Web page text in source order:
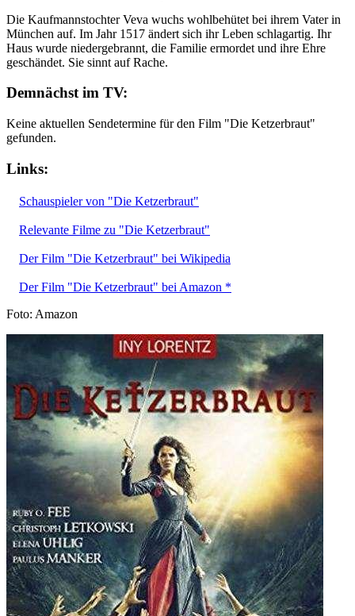
Die Kaufmannstochter Veva wuchs wohlbehütet bei ihrem Vater in
München auf. Im Jahr 1517 ändert sich ihr Leben schlagartig. Ihr
Haus wurde niedergebrannt, die Familie ermordet und ihre Ehre
geschändet. Sie sinnt auf Rache.
Demnächst im TV:
Keine aktuellen Sendetermine für den Film "Die Ketzerbraut"
gefunden.
Links:
Schauspieler von "Die Ketzerbraut"
Relevante Filme zu "Die Ketzerbraut"
Der Film "Die Ketzerbraut" bei Wikipedia
Der Film "Die Ketzerbraut" bei Amazon *
Foto: Amazon